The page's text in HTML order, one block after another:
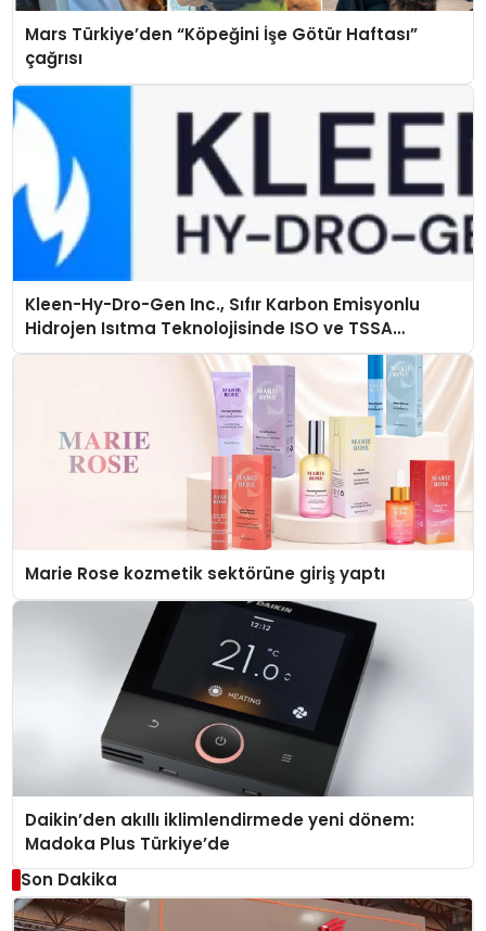
Mars Türkiye’den “Köpeğini İşe Götür Haftası”
çağrısı
Kleen-Hy-Dro-Gen Inc., Sıfır Karbon Emisyonlu
Hidrojen Isıtma Teknolojisinde ISO ve TSSA
Düzenleyici Onaylarını Aldı
Marie Rose kozmetik sektörüne giriş yaptı
Daikin’den akıllı iklimlendirmede yeni dönem:
Madoka Plus Türkiye’de
Son Dakika